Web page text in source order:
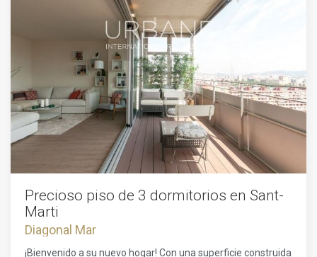
Precioso piso de 3 dormitorios en Sant-
Marti
Diagonal Mar
¡Bienvenido a su nuevo hogar! Con una superficie construida